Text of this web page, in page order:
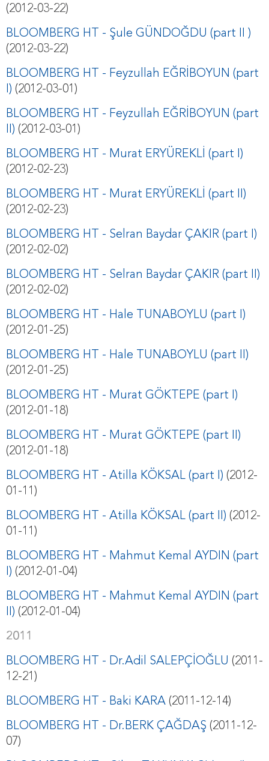
(2012-03-22)
BLOOMBERG HT - Şule GÜNDOĞDU (part II )
(2012-03-22)
BLOOMBERG HT - Feyzullah EĞRİBOYUN (part
I) (2012-03-01)
BLOOMBERG HT - Feyzullah EĞRİBOYUN (part
II) (2012-03-01)
BLOOMBERG HT - Murat ERYÜREKLİ (part I)
(2012-02-23)
BLOOMBERG HT - Murat ERYÜREKLİ (part II)
(2012-02-23)
BLOOMBERG HT - Selran Baydar ÇAKIR (part I)
(2012-02-02)
BLOOMBERG HT - Selran Baydar ÇAKIR (part II)
(2012-02-02)
BLOOMBERG HT - Hale TUNABOYLU (part I)
(2012-01-25)
BLOOMBERG HT - Hale TUNABOYLU (part II)
(2012-01-25)
BLOOMBERG HT - Murat GÖKTEPE (part I)
(2012-01-18)
BLOOMBERG HT - Murat GÖKTEPE (part II)
(2012-01-18)
BLOOMBERG HT - Atilla KÖKSAL (part I) (2012-
01-11)
BLOOMBERG HT - Atilla KÖKSAL (part II) (2012-
01-11)
BLOOMBERG HT - Mahmut Kemal AYDIN (part
I) (2012-01-04)
BLOOMBERG HT - Mahmut Kemal AYDIN (part
II) (2012-01-04)
2011
BLOOMBERG HT - Dr.Adil SALEPÇİOĞLU (2011-
12-21)
BLOOMBERG HT - Baki KARA (2011-12-14)
BLOOMBERG HT - Dr.BERK ÇAĞDAŞ (2011-12-
07)